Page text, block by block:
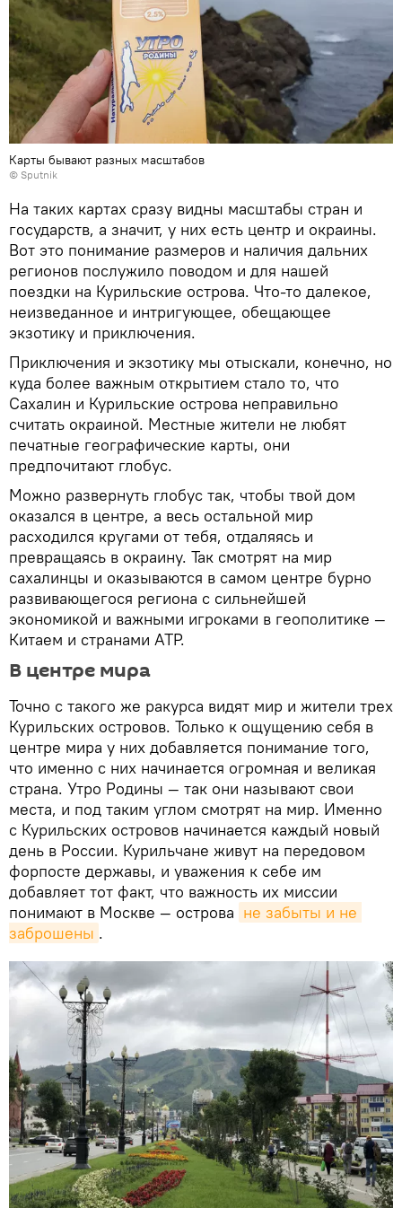
Карты бывают разных масштабов
© Sputnik
На таких картах сразу видны масштабы стран и
государств, а значит, у них есть центр и окраины.
Вот это понимание размеров и наличия дальних
регионов послужило поводом и для нашей
поездки на Курильские острова. Что-то далекое,
неизведанное и интригующее, обещающее
экзотику и приключения.
Приключения и экзотику мы отыскали, конечно, но
куда более важным открытием стало то, что
Сахалин и Курильские острова неправильно
считать окраиной. Местные жители не любят
печатные географические карты, они
предпочитают глобус.
Можно развернуть глобус так, чтобы твой дом
оказался в центре, а весь остальной мир
расходился кругами от тебя, отдаляясь и
превращаясь в окраину. Так смотрят на мир
сахалинцы и оказываются в самом центре бурно
развивающегося региона с сильнейшей
экономикой и важными игроками в геополитике —
Китаем и странами АТР.
В центре мира
Точно с такого же ракурса видят мир и жители трех
Курильских островов. Только к ощущению себя в
центре мира у них добавляется понимание того,
что именно с них начинается огромная и великая
страна. Утро Родины — так они называют свои
места, и под таким углом смотрят на мир. Именно
с Курильских островов начинается каждый новый
день в России. Курильчане живут на передовом
форпосте державы, и уважения к себе им
добавляет тот факт, что важность их миссии
понимают в Москве — острова не забыты и не
заброшены .